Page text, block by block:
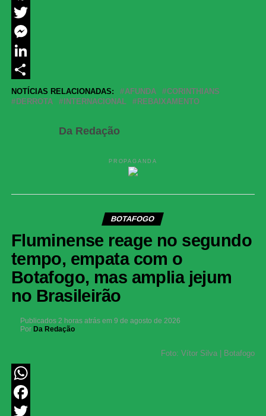
Facebook
Twitter
Messenger
LinkedIn
Share
NOTÍCIAS RELACIONADAS: AFUNDA
CORINTHIANS
DERROTA
INTERNACIONAL REBAIXAMENTO
Da Redação
PROPAGANDA
BOTAFOGO
Fluminense reage no segundo
tempo, empata com o
Botafogo, mas amplia jejum
no Brasileirão
Publicados 2 horas atrás em 9 de agosto de 2026
Por Da Redação
Foto: Vítor Silva | Botafogo
WhatsApp
Facebook